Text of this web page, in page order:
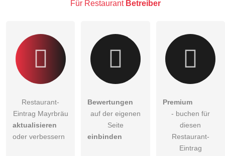
Für Restaurant Betreiber
Restaurant-
Eintrag Mayrbräu
aktualisieren
oder verbessern
Bewertungen
auf der eigenen
Seite
einbinden
Premium
- buchen für
diesen
Restaurant-
Eintrag